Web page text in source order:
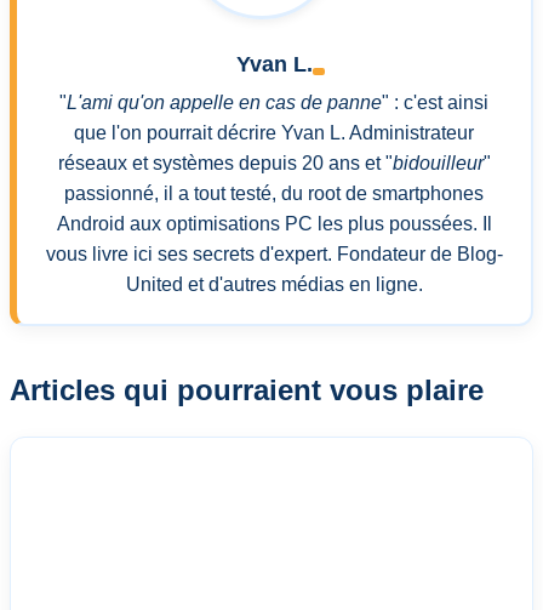
Yvan L.
"L'ami qu'on appelle en cas de panne" : c'est ainsi
que l'on pourrait décrire Yvan L. Administrateur
réseaux et systèmes depuis 20 ans et "bidouilleur"
passionné, il a tout testé, du root de smartphones
Android aux optimisations PC les plus poussées. Il
vous livre ici ses secrets d'expert. Fondateur de Blog-
United et d'autres médias en ligne.
Articles qui pourraient vous plaire